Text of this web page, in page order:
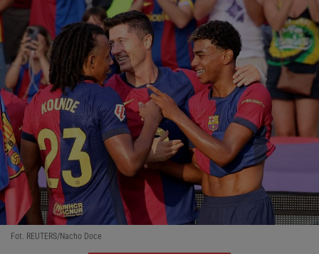
Fot. REUTERS/Nacho Doce